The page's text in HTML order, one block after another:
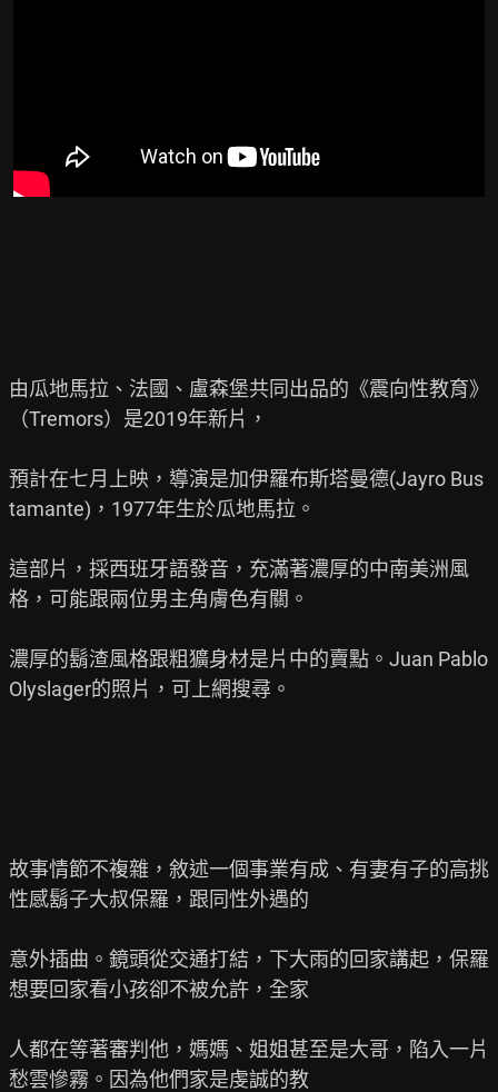
由瓜地馬拉、法國、盧森堡共同出品的《震向性教育》
（Tremors）是2019年新片，
預計在七月上映，導演是加伊羅布斯塔曼德(Jayro Bus
tamante)，1977年生於瓜地馬拉。
這部片，採西班牙語發音，充滿著濃厚的中南美洲風
格，可能跟兩位男主角膚色有關。
濃厚的鬍渣風格跟粗獷身材是片中的賣點。Juan Pablo
Olyslager的照片，可上網搜尋。
故事情節不複雜，敘述一個事業有成、有妻有子的高挑
性感鬍子大叔保羅，跟同性外遇的
意外插曲。鏡頭從交通打結，下大雨的回家講起，保羅
想要回家看小孩卻不被允許，全家
人都在等著審判他，媽媽、姐姐甚至是大哥，陷入一片
愁雲慘霧。因為他們家是虔誠的教